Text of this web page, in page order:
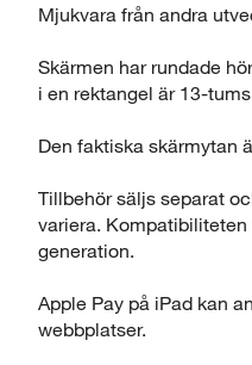
Mjukvara från andra
Skärmen har rundade
i en rektangel är 13-
Den faktiska skärmytan
Tillbehör säljs separat
variera. Kompatibiliteten
generation.
Apple Pay på iPad kan
webbplatser.